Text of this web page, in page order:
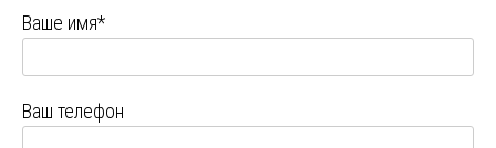
Ваше имя*
Ваш телефон